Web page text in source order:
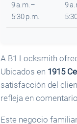
9 a.m.–
5:30 p.m.
9
A B1 Locksmith
Ubicados en 1915
satisfacción del
refleja en
Este negocio